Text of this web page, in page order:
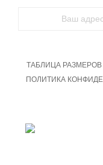
ТАБЛИЦА РАЗМЕРОВ
ПОЛИТИКА